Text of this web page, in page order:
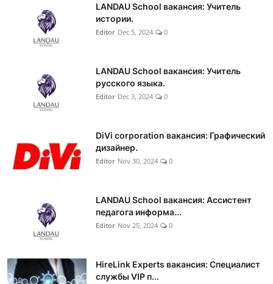
LANDAU School вакансия: Учитель
истории.
Editor Dec 5, 2024 0
LANDAU School вакансия: Учитель
русского языка.
Editor Dec 3, 2024 0
DiVi corporation вакансия: Графический
дизайнер.
Editor Nov 30, 2024 0
LANDAU School вакансия: Ассистент
педагога информа...
Editor Nov 25, 2024 0
HireLink Experts вакансия: Специалист
службы VIP п...